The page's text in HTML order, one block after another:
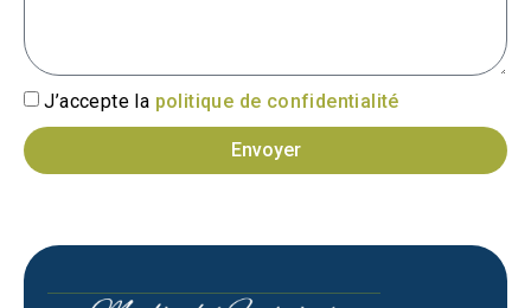
J’accepte la politique de confidentialité
Envoyer